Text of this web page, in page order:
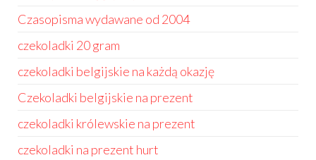
Czasopisma wydawane od 2004
czekoladki 20 gram
czekoladki belgijskie na każdą okazję
Czekoladki belgijskie na prezent
czekoladki królewskie na prezent
czekoladki na prezent hurt